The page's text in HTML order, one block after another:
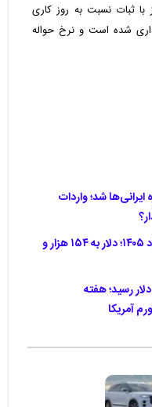
با ثبات نسبت به روز کاری
تومان ارزش‌گذاری شده است و نرخ حواله
شد؛ واردات
قیمت حواله دلار امروز ۱۸ مرداد ۱۴۰۵؛ دلار به ۱۵۴ هزار و
قیمت طلای جهانی به ۴۳۴۳ دلار رسید؛ هفته
آمریکا